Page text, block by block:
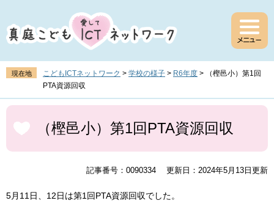
ジ
の
頭
す
。
ュ
ー
飛
し
て
へ
現在地 こどもICTネットワーク > 学校の様子 > R6年度 >
（樫邑小）第1回
PTA資源回収
本
文
（樫邑小）第1回PTA資源回収
記事番号：0090334 更新日：2024年5月13日更新
5月11日、12日は第1回PTA資源回収でした。